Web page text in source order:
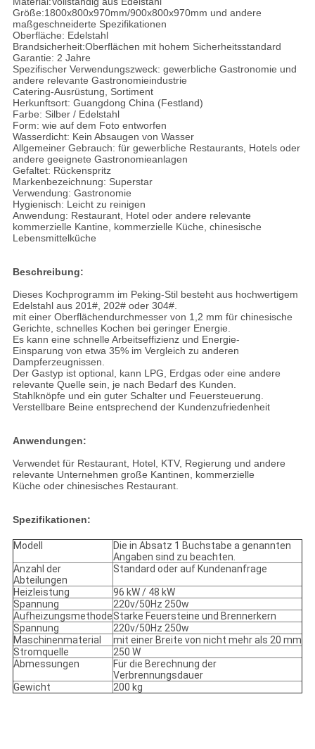
Größe:1800x800x970mm/900x800x970mm und andere
maßgeschneiderte Spezifikationen
Oberfläche: Edelstahl
Brandsicherheit:Oberflächen mit hohem Sicherheitsstandard
Garantie: 2 Jahre
Spezifischer Verwendungszweck: gewerbliche Gastronomie und
andere relevante Gastronomieindustrie
Catering-Ausrüstung, Sortiment
Herkunftsort: Guangdong China (Festland)
Farbe: Silber / Edelstahl
Form: wie auf dem Foto entworfen
Wasserdicht: Kein Absaugen von Wasser
Allgemeiner Gebrauch: für gewerbliche Restaurants, Hotels oder
andere geeignete Gastronomieanlagen
Gefaltet: Rückenspritz
Markenbezeichnung: Superstar
Verwendung: Gastronomie
Hygienisch: Leicht zu reinigen
Anwendung: Restaurant, Hotel oder andere relevante
kommerzielle Kantine, kommerzielle Küche, chinesische
Lebensmittelküche
Beschreibung:
Dieses Kochprogramm im Peking-Stil besteht aus hochwertigem
Edelstahl aus 201#, 202# oder 304#.
mit einer Oberflächendurchmesser von 1,2 mm für chinesische
Gerichte, schnelles Kochen bei geringer Energie.
Es kann eine schnelle Arbeitseffizienz und Energie-
Einsparung von etwa 35% im Vergleich zu anderen
Dampferzeugnissen.
Der Gastyp ist optional, kann LPG, Erdgas oder eine andere
relevante Quelle sein, je nach Bedarf des Kunden.
Stahlknöpfe und ein guter Schalter und Feuersteuerung.
Verstellbare Beine entsprechend der Kundenzufriedenheit
Anwendungen:
Verwendet für Restaurant, Hotel, KTV, Regierung und andere
relevante Unternehmen große Kantinen, kommerzielle
Küche oder chinesisches Restaurant.
Spezifikationen:
Modell
Die in Absatz 1 Buchstabe a genannten
Angaben sind zu beachten.
Anzahl der
Abteilungen
Standard oder auf Kunden­anfrage
Heizleistung
96 kW / 48 kW
Spannung
220v/50Hz 250w
AufheizungsmethodeStarke Feuersteine und Brennerkern
Spannung
220v/50Hz 250w
Maschinenmaterial
mit einer Breite von nicht mehr als 20 mm
Stromquelle
250 W
Abmessungen
Für die Berechnung der
Verbrennungsdauer
Gewicht
200 kg